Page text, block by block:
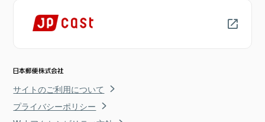
サイトのご利用について
プライバシーポリシー